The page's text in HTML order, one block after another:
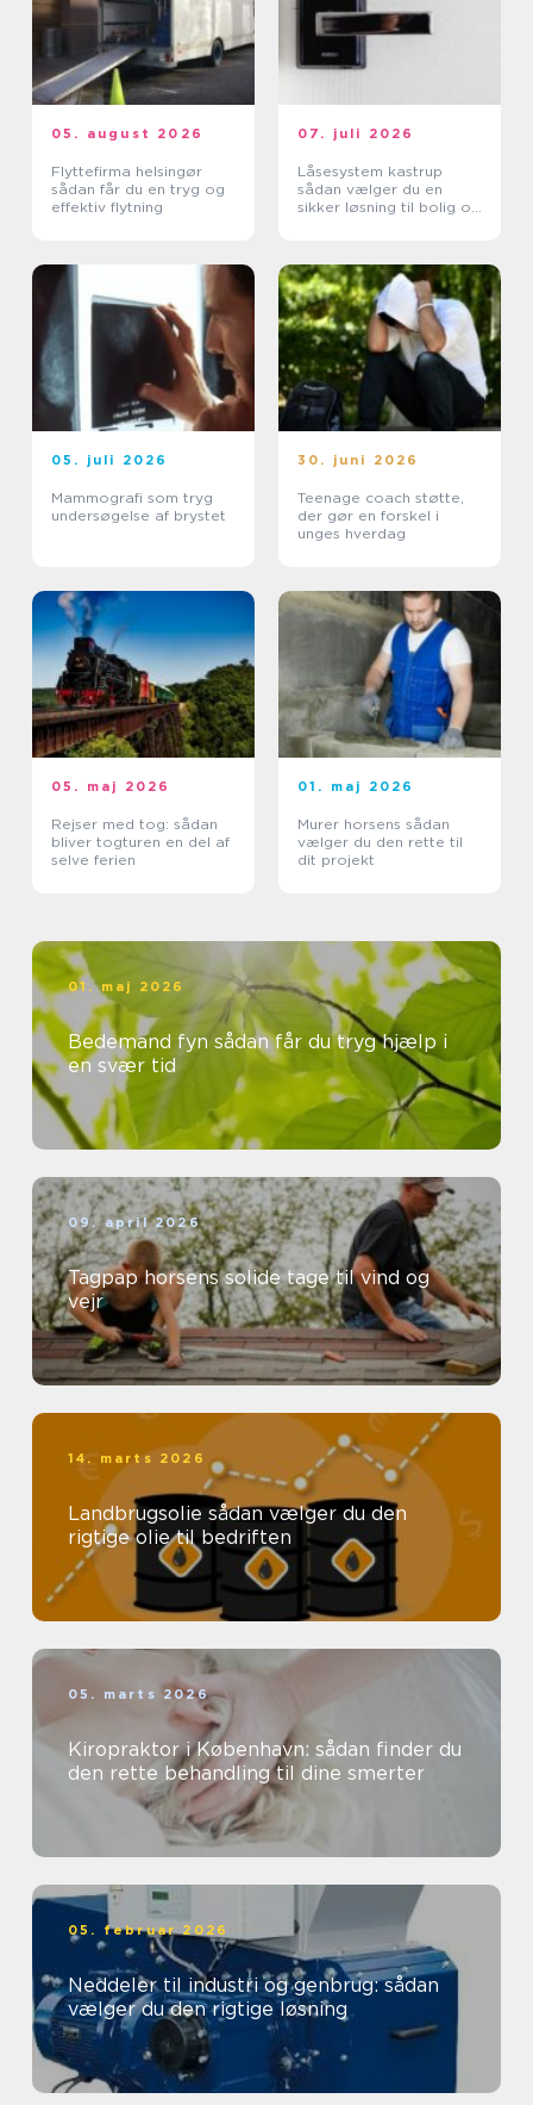
05. august 2026
Flyttefirma helsingør
sådan får du en tryg og
effektiv flytning
07. juli 2026
Låsesystem kastrup
sådan vælger du en
sikker løsning til bolig og
05. juli 2026
Mammografi som tryg
undersøgelse af brystet
30. juni 2026
Teenage coach støtte,
der gør en forskel i
unges hverdag
05. maj 2026
Rejser med tog: sådan
bliver togturen en del af
selve ferien
01. maj 2026
Murer horsens sådan
vælger du den rette til
dit projekt
01. maj 2026
Bedemand fyn sådan får du tryg hjælp i
en svær tid
09. april 2026
Tagpap horsens solide tage til vind og
vejr
14. marts 2026
Landbrugsolie sådan vælger du den
rigtige olie til bedriften
05. marts 2026
Kiropraktor i København: sådan finder du
den rette behandling til dine smerter
05. februar 2026
Neddeler til industri og genbrug: sådan
vælger du den rigtige løsning